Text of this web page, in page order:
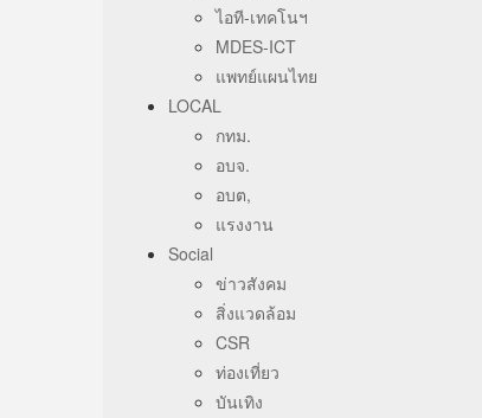
ไอที-เทคโนฯ
MDES-ICT
แพทย์แผนไทย
LOCAL
กทม.
อบจ.
อบต,
แรงงาน
Social
ข่าวสังคม
สิ่งแวดล้อม
CSR
ท่องเที่ยว
บันเทิง